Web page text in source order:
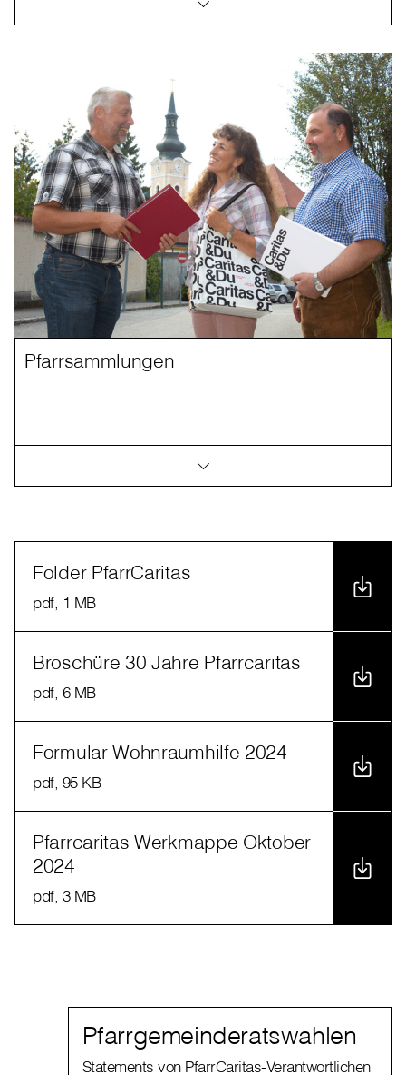
Pfarrsammlungen
Folder PfarrCaritas
pdf, 1 MB
Broschüre 30 Jahre Pfarrcaritas
pdf, 6 MB
Formular Wohnraumhilfe 2024
pdf, 95 KB
Pfarrcaritas Werkmappe Oktober
2024
pdf, 3 MB
Pfarrgemeinderatswahlen
Statements von PfarrCaritas-Verantwortlichen